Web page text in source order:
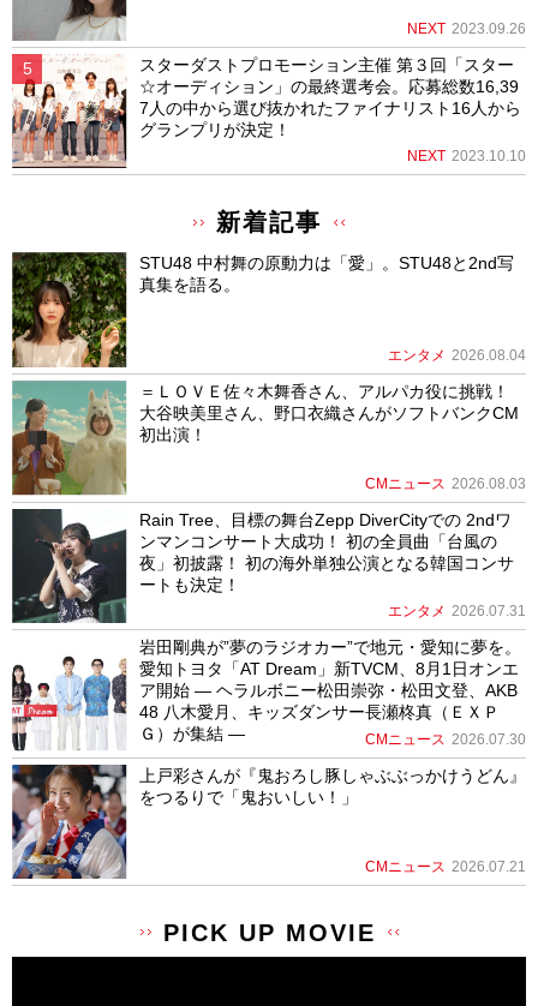
NEXT 2023.09.26
スターダストプロモーション主催 第３回「スター
☆オーディション」の最終選考会。応募総数16,39
7人の中から選び抜かれたファイナリスト16人から
グランプリが決定！
NEXT 2023.10.10
新着記事
STU48 中村舞の原動力は「愛」。STU48と2nd写
真集を語る。
エンタメ 2026.08.04
＝ＬＯＶＥ佐々木舞香さん、アルパカ役に挑戦！
大谷映美里さん、野口衣織さんがソフトバンクCM
初出演！
CMニュース 2026.08.03
Rain Tree、目標の舞台Zepp DiverCityでの 2ndワ
ンマンコンサート大成功！ 初の全員曲「台風の
夜」初披露！ 初の海外単独公演となる韓国コンサ
ートも決定！
エンタメ 2026.07.31
岩田剛典が”夢のラジオカー”で地元・愛知に夢を。
愛知トヨタ「AT Dream」新TVCM、8月1日オンエ
ア開始 ― ヘラルボニー松田崇弥・松田文登、AKB
48 八木愛月、キッズダンサー長瀬柊真（ＥＸＰ
Ｇ）が集結 ―
CMニュース 2026.07.30
上戸彩さんが『鬼おろし豚しゃぶぶっかけうどん』
をつるりで「鬼おいしい！」
CMニュース 2026.07.21
PICK UP MOVIE